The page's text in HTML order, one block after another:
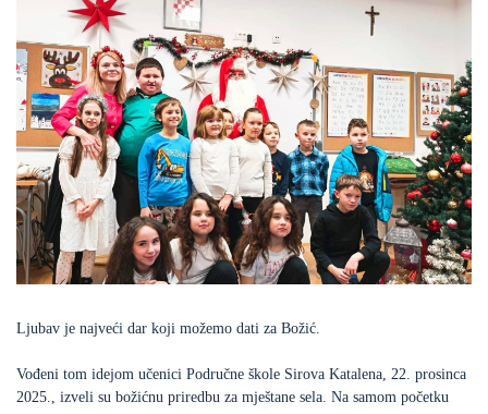
Ljubav je najveći dar koji možemo dati za Božić.
Vođeni tom idejom učenici Područne škole Sirova Katalena, 22. prosinca
2025., izveli su božićnu priredbu za mještane sela. Na samom početku